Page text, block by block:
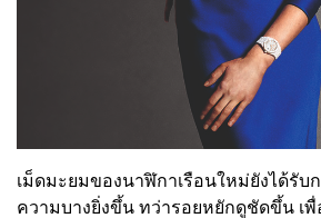
เม็ดมะยมของนาฬิกาเรือนใหม่ยังได้รับ
ความบางยิ่งขึ้น ทว่ารอยหยักดูชัดขึ้น เพื่